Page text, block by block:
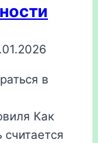
в
Как